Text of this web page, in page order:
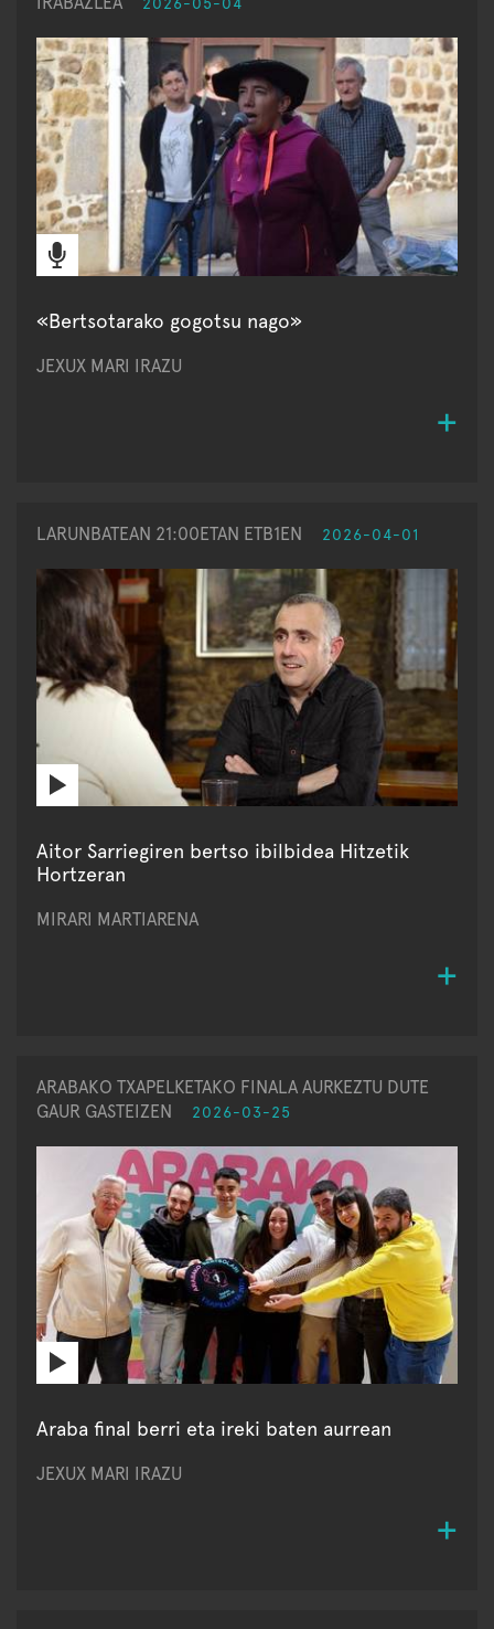
«Bertsotarako gogotsu nago»
JEXUX MARI IRAZU
LARUNBATEAN 21:00ETAN ETB1EN 2026-04-01
Aitor Sarriegiren bertso ibilbidea Hitzetik
Hortzeran
MIRARI MARTIARENA
ARABAKO TXAPELKETAKO FINALA AURKEZTU DUTE
GAUR GASTEIZEN
2026-03-25
Araba final berri eta ireki baten aurrean
JEXUX MARI IRAZU